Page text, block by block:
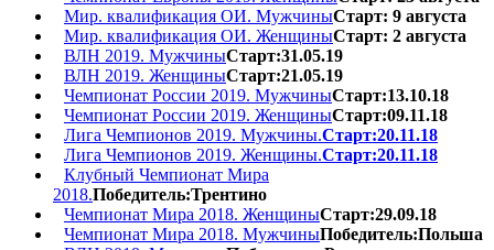
Мир. квалификация ОИ. МужчиныСтарт: 9 августа
Мир. квалификация ОИ. ЖенщиныСтарт: 2 августа
ВЛН 2019. МужчиныСтарт:31.05.19
ВЛН 2019. ЖенщиныСтарт:21.05.19
Чемпионат России 2019. МужчиныСтарт:13.10.18
Чемпионат России 2019. ЖенщиныСтарт:09.11.18
Лига Чемпионов 2019. Мужчины.Старт:20.11.18
Лига Чемпионов 2019. Женщины.Старт:20.11.18
Клубный Чемпионат Мира
2018.Победитель:Трентино
Чемпионат Мира 2018. ЖенщиныСтарт:29.09.18
Чемпионат Мира 2018. МужчиныПобедитель:Польша